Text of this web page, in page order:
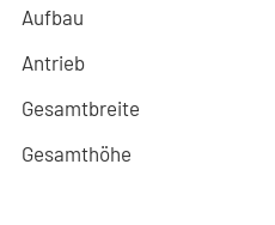
Aufbau
Antrieb
Gesamtbreite
Gesamthöhe